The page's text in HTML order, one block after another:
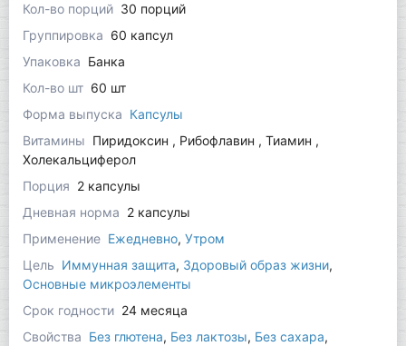
Кол-во порций 30 порций
Группировка 60 капсул
Упаковка Банка
Кол-во шт 60 шт
Форма выпуска Капсулы
Витамины Пиридоксин , Рибофлавин , Тиамин ,
Холекальциферол
Порция 2 капсулы
Дневная норма 2 капсулы
Применение Ежедневно, Утром
Цель Иммунная защита, Здоровый образ жизни,
Основные микроэлементы
Срок годности 24 месяца
Свойства Без глютена, Без лактозы, Без сахара,